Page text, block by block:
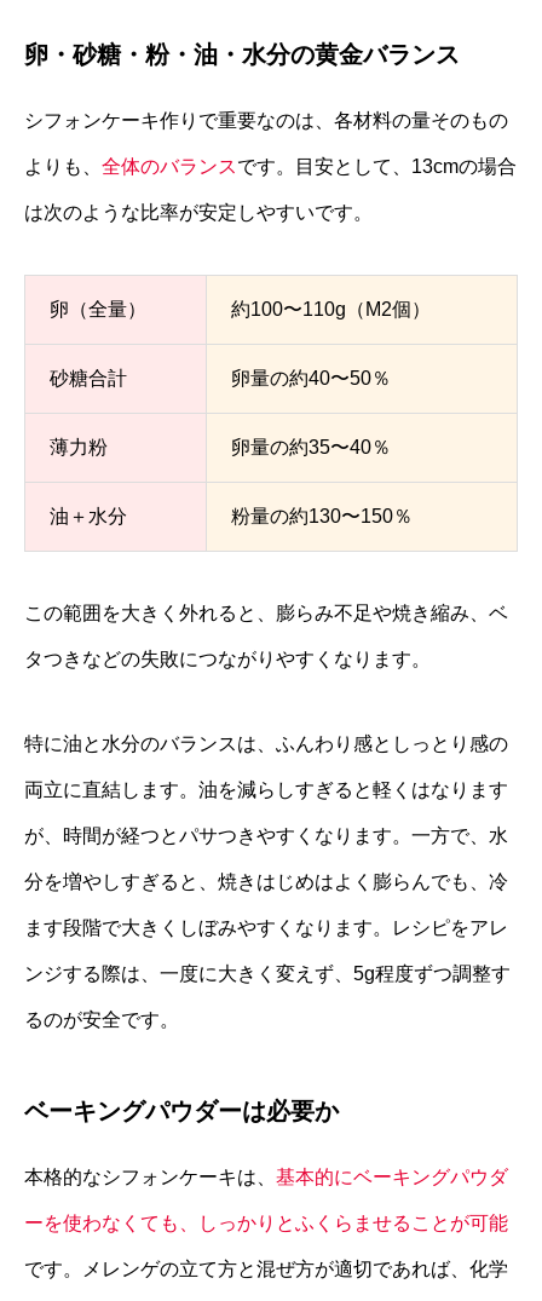
卵・砂糖・粉・油・水分の黄金バランス
シフォンケーキ作りで重要なのは、各材料の量そのもの
よりも、 全体のバランスです。目安として、13cmの場合
は次のような比率が安定しやすいです。
卵（全量） 約100〜110g（M2個）
砂糖合計 卵量の約40〜50％
薄力粉 卵量の約35〜40％
油＋水分 粉量の約130〜150％
この範囲を大きく外れると、膨らみ不足や焼き縮み、ベ
タつきなどの失敗につながりやすくなります。
特に油と水分のバランスは、ふんわり感としっとり感の
両立に直結します。油を減らしすぎると軽くはなります
が、時間が経つとパサつきやすくなります。一方で、水
分を増やしすぎると、焼きはじめはよく膨らんでも、冷
ます段階で大きくしぼみやすくなります。レシピをアレ
ンジする際は、一度に大きく変えず、5g程度ずつ調整す
るのが安全です。
ベーキングパウダーは必要か
本格的なシフォンケーキは、 基本的にベーキングパウダ
ーを使わなくても、しっかりとふくらませることが可能
です。メレンゲの立て方と混ぜ方が適切であれば、化学